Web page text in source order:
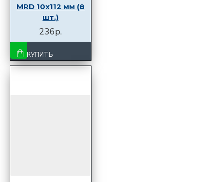
MRD 10x112 мм (8
шт.)
236р.
КУПИТЬ